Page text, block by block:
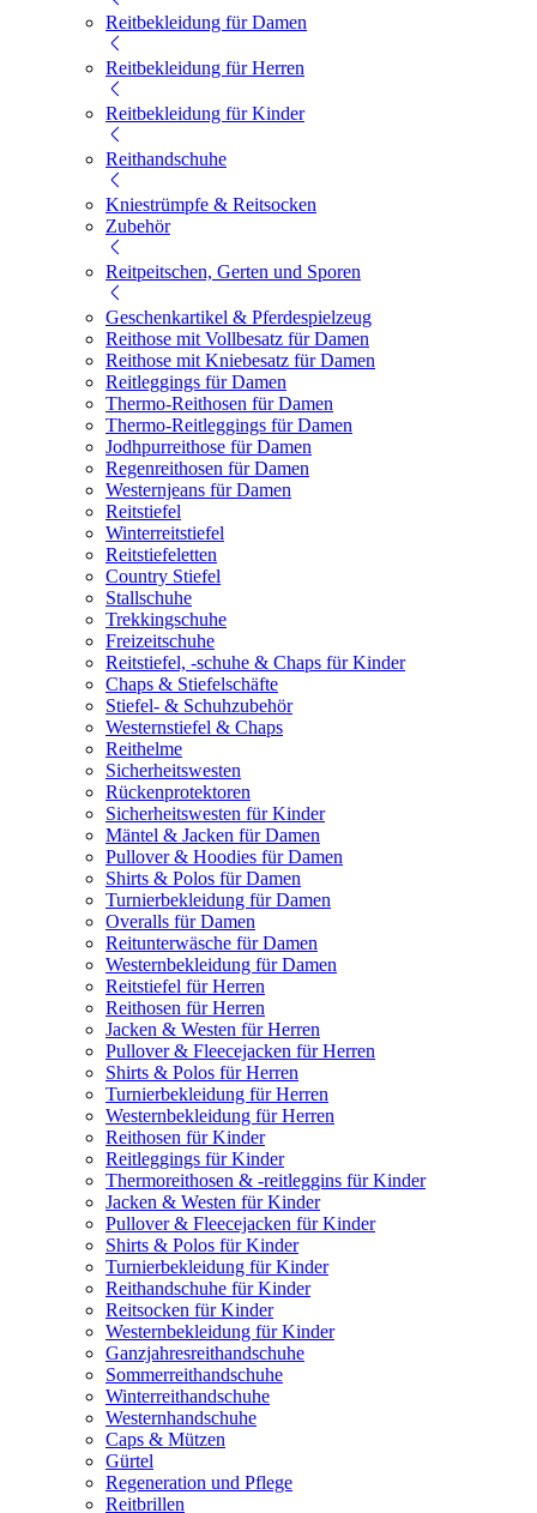
Reitbekleidung für Damen
Reitbekleidung für Herren
Reitbekleidung für Kinder
Reithandschuhe
Kniestrümpfe & Reitsocken
Zubehör
Reitpeitschen, Gerten und Sporen
Geschenkartikel & Pferdespielzeug
Reithose mit Vollbesatz für Damen
Reithose mit Kniebesatz für Damen
Reitleggings für Damen
Thermo-Reithosen für Damen
Thermo-Reitleggings für Damen
Jodhpurreithose für Damen
Regenreithosen für Damen
Westernjeans für Damen
Reitstiefel
Winterreitstiefel
Reitstiefeletten
Country Stiefel
Stallschuhe
Trekkingschuhe
Freizeitschuhe
Reitstiefel, -schuhe & Chaps für Kinder
Chaps & Stiefelschäfte
Stiefel- & Schuhzubehör
Westernstiefel & Chaps
Reithelme
Sicherheitswesten
Rückenprotektoren
Sicherheitswesten für Kinder
Mäntel & Jacken für Damen
Pullover & Hoodies für Damen
Shirts & Polos für Damen
Turnierbekleidung für Damen
Overalls für Damen
Reitunterwäsche für Damen
Westernbekleidung für Damen
Reitstiefel für Herren
Reithosen für Herren
Jacken & Westen für Herren
Pullover & Fleecejacken für Herren
Shirts & Polos für Herren
Turnierbekleidung für Herren
Westernbekleidung für Herren
Reithosen für Kinder
Reitleggings für Kinder
Thermoreithosen & -reitleggins für Kinder
Jacken & Westen für Kinder
Pullover & Fleecejacken für Kinder
Shirts & Polos für Kinder
Turnierbekleidung für Kinder
Reithandschuhe für Kinder
Reitsocken für Kinder
Westernbekleidung für Kinder
Ganzjahresreithandschuhe
Sommerreithandschuhe
Winterreithandschuhe
Westernhandschuhe
Caps & Mützen
Gürtel
Regeneration und Pflege
Reitbrillen